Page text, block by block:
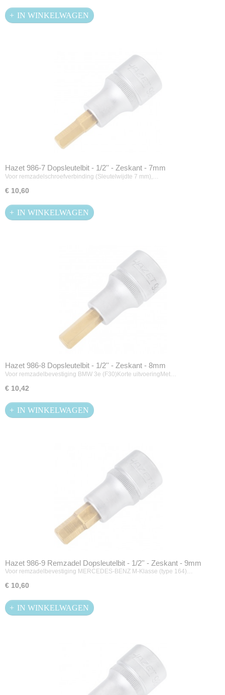
IN WINKELWAGEN
Hazet 986-7 Dopsleutelbit - 1/2'' - Zeskant - 7mm
Voor remzadelschroefverbinding (Sleutelwijdte 7 mm),…
€ 10,60
IN WINKELWAGEN
Hazet 986-8 Dopsleutelbit - 1/2'' - Zeskant - 8mm
Voor remzadelbevestiging BMW 3e (F30)Korte uitvoeringMet…
€ 10,42
IN WINKELWAGEN
Hazet 986-9 Remzadel Dopsleutelbit - 1/2'' - Zeskant - 9mm
Voor remzadelbevestiging MERCEDES-BENZ M-Klasse (type 164)…
€ 10,60
IN WINKELWAGEN